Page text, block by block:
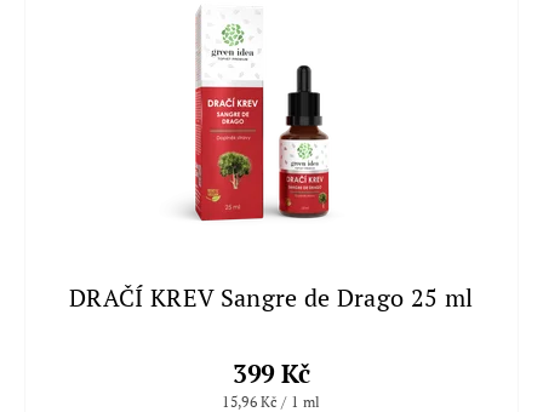
DRAČÍ KREV Sangre de Drago 25 ml
399 Kč
15,96 Kč / 1 ml